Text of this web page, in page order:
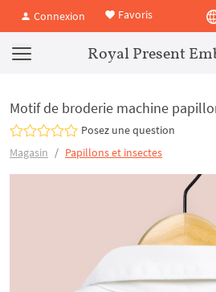
Connexion Favoris
Royal Present
Motif de broderie machine
Posez une question
Magasin
Papillons et insectes